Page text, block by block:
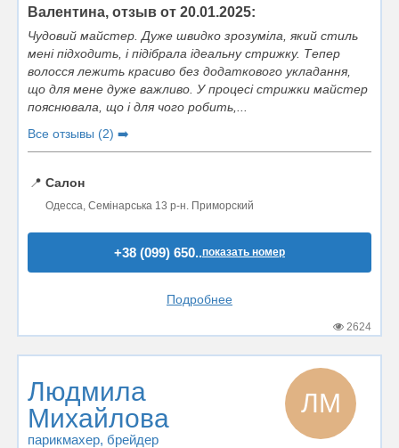
Валентина, отзыв от 20.01.2025:
Чудовий майстер. Дуже швидко зрозуміла, який стиль
мені підходить, і підібрала ідеальну стрижку. Тепер
волосся лежить красиво без додаткового укладання,
що для мене дуже важливо. У процесі стрижки майстер
пояснювала, що і для чого робить,...
Все отзывы (2) ➡️
📍 Салон
Одесса, Семінарська 13 р-н. Приморский
+38 (099) 650..показать номер
Подробнее
2624
Людмила
Михайлова
парикмахер, брейдер
ЛМ